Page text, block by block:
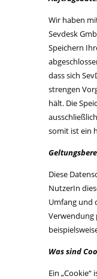
Wir haben
Sevdesk
Speichern
dass sich
strengen
hält. Die
somit ist ein
Diese
NutzerIn
Umfang und
Verwendung
Was sind
Ein